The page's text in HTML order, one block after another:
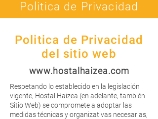
Politica de Privacidad
Politica de Privacidad
del sitio web
www.hostalhaizea.com
Respetando lo establecido en la legislación
vigente, Hostal Haizea (en adelante, también
Sitio Web) se compromete a adoptar las
medidas técnicas y organizativas necesarias,